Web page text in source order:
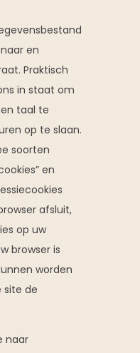
en
Praktisch
in staat om
taal te
op te slaan.
soorten
en
afsluit,
op uw
browser is
worden
site de
naar